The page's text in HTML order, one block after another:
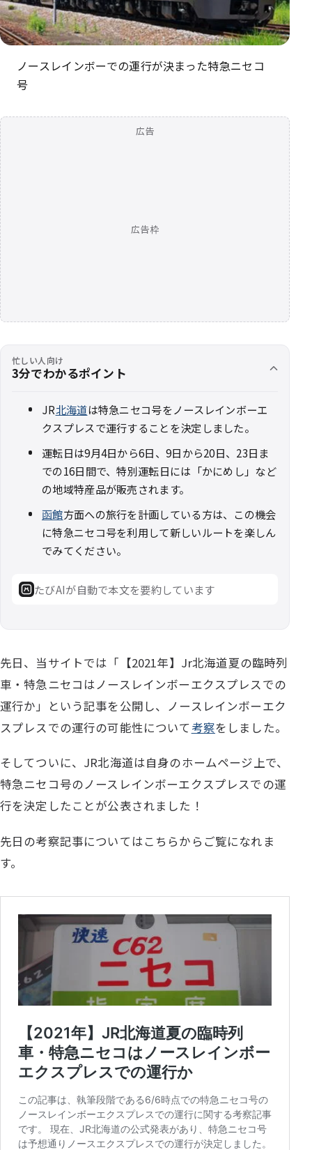
ノースレインボーでの運行が決まった特急ニセコ
号
広告
広告枠
忙しい人向け
3分でわかるポイント
JR北海道は特急ニセコ号をノースレインボーエ
クスプレスで運行することを決定しました。
運転日は9月4日から6日、9日から20日、23日ま
での16日間で、特別運転日には「かにめし」など
の地域特産品が販売されます。
函館方面への旅行を計画している方は、この機会
に特急ニセコ号を利用して新しいルートを楽しん
でみてください。
たびAIが自動で本文を要約しています
先日、当サイトでは「【2021年】Jr北海道夏の臨時列
車・特急ニセコはノースレインボーエクスプレスでの
運行か」という記事を公開し、ノースレインボーエク
スプレスでの運行の可能性について考察をしました。
そしてついに、JR北海道は自身のホームページ上で、
特急ニセコ号のノースレインボーエクスプレスでの運
行を決定したことが公表されました！
先日の考察記事についてはこちらからご覧になれま
す。